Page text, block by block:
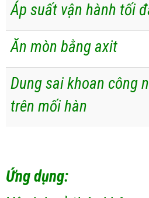
Áp suất vận hành tối
Ăn mòn bằng axit
Dung sai khoan công
trên mối hàn
Ứng dụng: